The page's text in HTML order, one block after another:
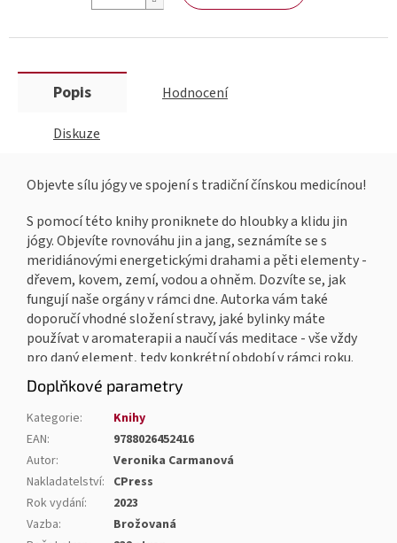
Popis Hodnocení
Diskuze
Objevte sílu jógy ve spojení s tradiční čínskou medicínou!
S pomocí této knihy proniknete do hloubky a klidu jin
jógy. Objevíte rovnováhu jin a jang, seznámíte se s
meridiánovými energetickými drahami a pěti elementy -
dřevem, kovem, zemí, vodou a ohněm. Dozvíte se, jak
fungují naše orgány v rámci dne. Autorka vám také
doporučí vhodné složení stravy, jaké bylinky máte
používat v aromaterapii a naučí vás meditace - vše vždy
pro daný element, tedy konkrétní období v rámci roku.
Velkou část knihy tvoří doporučené cvičení jin jógy - pro
každý element zvlášť.
Doplňkové parametry
Kategorie:
Knihy
EAN:
9788026452416
Autor:
Veronika Carmanová
Nakladatelství: CPress
Rok vydání:
2023
Vazba:
Brožovaná